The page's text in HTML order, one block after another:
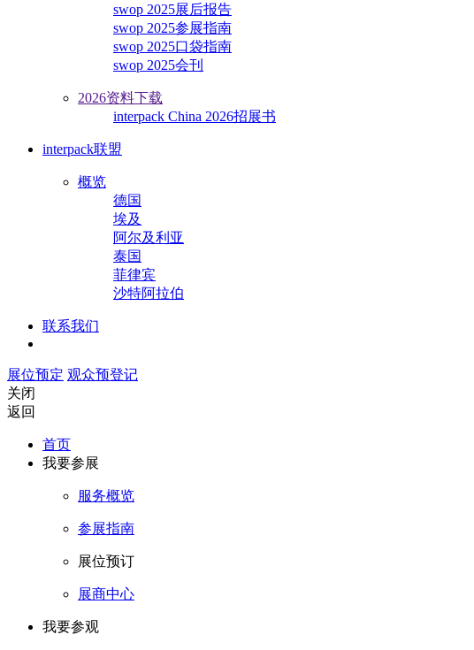
swop 2025展后报告
swop 2025参展指南
swop 2025口袋指南
swop 2025会刊
2026资料下载
interpack China 2026招展书
interpack联盟
概览
德国
埃及
阿尔及利亚
泰国
菲律宾
沙特阿拉伯
联系我们
展位预定 观众预登记
关闭
返回
首页
我要参展
服务概览
参展指南
展位预订
展商中心
我要参观